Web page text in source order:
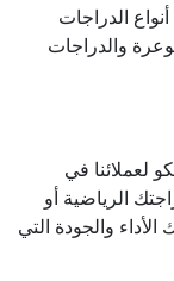
الدراجات
والدراجات
لعملائنا في
الرياضية أو
والجودة التي